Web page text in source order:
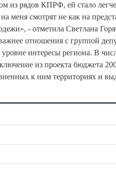
из рядов КПРФ, ей стало
меня смотрят не как на
- отметила Светлана
отношения с группой
интересы региона. В
из проекта бюджета
к ним территориях и